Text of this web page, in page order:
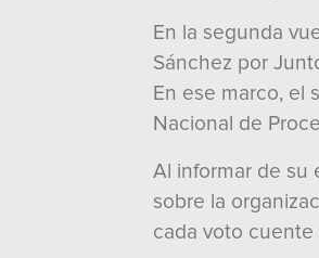
En la segunda
Sánchez por
En ese marco, el
Nacional de
Al informar de su
sobre la
cada voto